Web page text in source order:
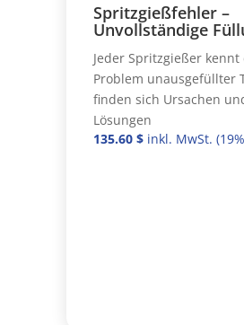
Spritzgießfehler –
Unvollständige
Jeder Spritzgießer kennt
Problem unausgefüllter
finden sich Ursachen
Lösungen
135.60 $